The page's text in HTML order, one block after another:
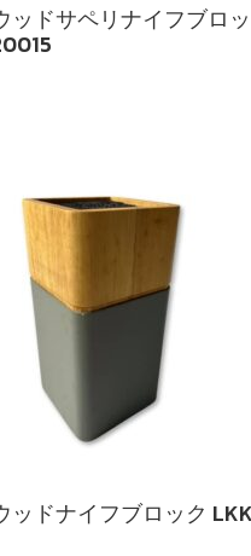
ッドサペリナイフブロ
ッドナイフブロック